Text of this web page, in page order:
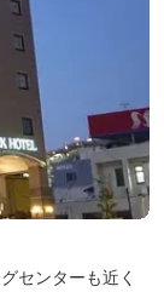
センターも近く